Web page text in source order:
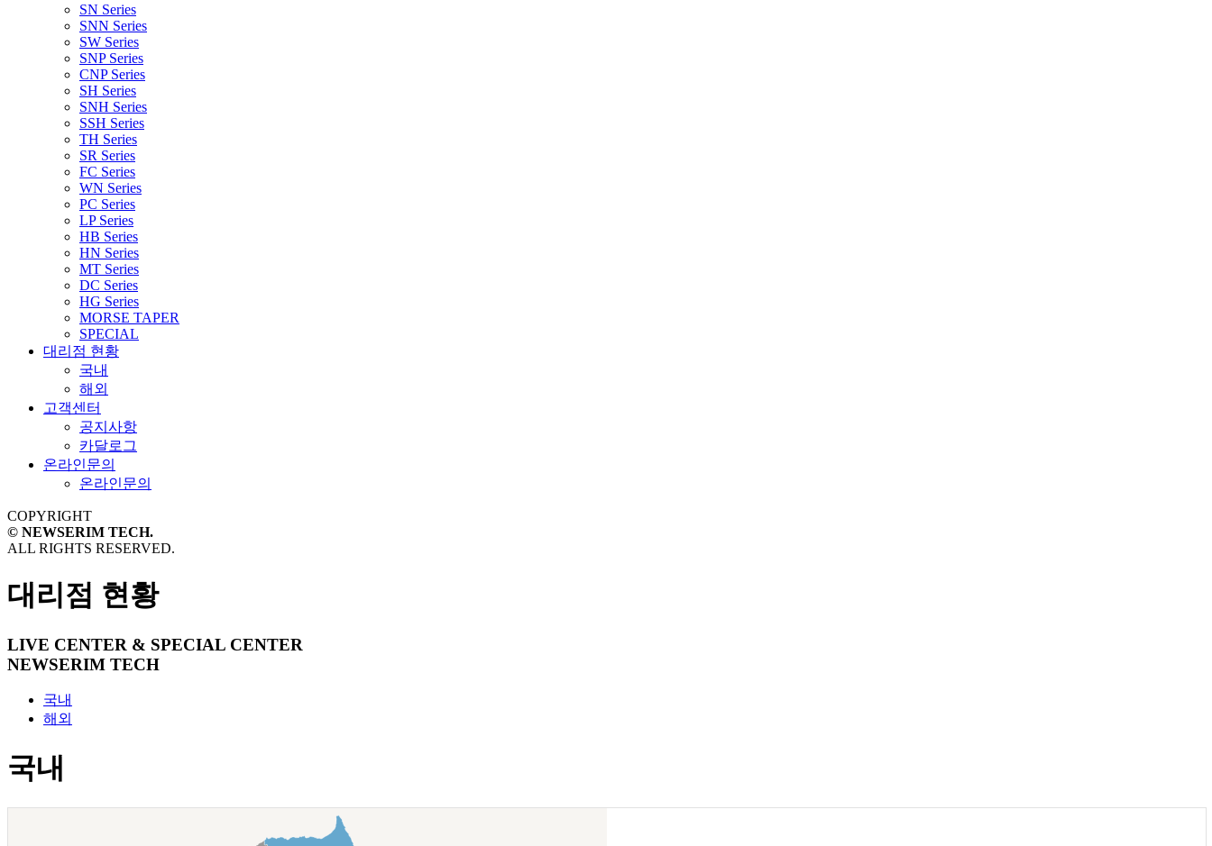
SN Series
SNN Series
SW Series
SNP Series
CNP Series
SH Series
SNH Series
SSH Series
TH Series
SR Series
FC Series
WN Series
PC Series
LP Series
HB Series
HN Series
MT Series
DC Series
HG Series
MORSE TAPER
SPECIAL
대리점 현황
국내
해외
고객센터
공지사항
카달로그
온라인문의
온라인문의
COPYRIGHT
© NEWSERIM TECH.
ALL RIGHTS RESERVED.
대리점 현황
LIVE CENTER & SPECIAL CENTER
NEWSERIM TECH
국내
해외
국내